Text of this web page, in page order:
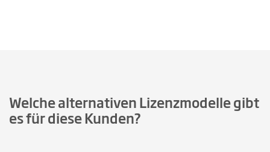
Welche alternativen Lizenzmodelle gibt
es für diese Kunden?